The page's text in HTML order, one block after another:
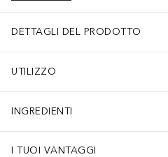
DETTAGLI DEL PRODOTTO
UTILIZZO
INGREDIENTI
I TUOI VANTAGGI